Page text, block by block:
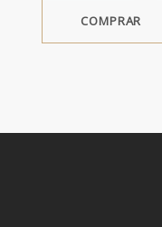
COMPRAR